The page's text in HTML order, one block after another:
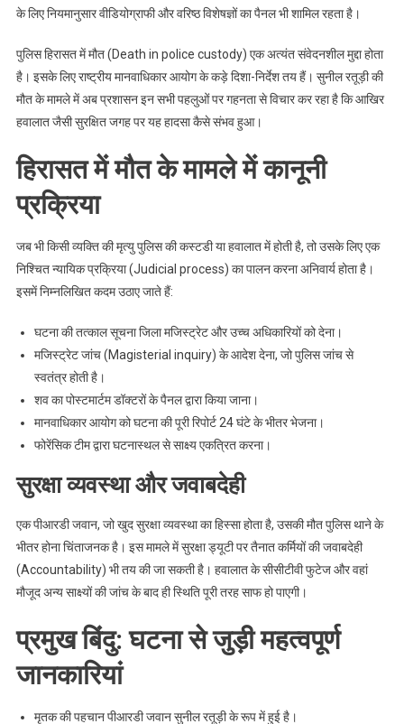
के लिए नियमानुसार वीडियोग्राफी और वरिष्ठ विशेषज्ञों का पैनल भी शामिल रहता है।
पुलिस हिरासत में मौत (Death in police custody) एक अत्यंत संवेदनशील मुद्दा होता
है। इसके लिए राष्ट्रीय मानवाधिकार आयोग के कड़े दिशा-निर्देश तय हैं। सुनील रतूड़ी की
मौत के मामले में अब प्रशासन इन सभी पहलुओं पर गहनता से विचार कर रहा है कि आखिर
हवालात जैसी सुरक्षित जगह पर यह हादसा कैसे संभव हुआ।
हिरासत में मौत के मामले में कानूनी
प्रक्रिया
जब भी किसी व्यक्ति की मृत्यु पुलिस की कस्टडी या हवालात में होती है, तो उसके लिए एक
निश्चित न्यायिक प्रक्रिया (Judicial process) का पालन करना अनिवार्य होता है।
इसमें निम्नलिखित कदम उठाए जाते हैं:
घटना की तत्काल सूचना जिला मजिस्ट्रेट और उच्च अधिकारियों को देना।
मजिस्ट्रेट जांच (Magisterial inquiry) के आदेश देना, जो पुलिस जांच से
स्वतंत्र होती है।
शव का पोस्टमार्टम डॉक्टरों के पैनल द्वारा किया जाना।
मानवाधिकार आयोग को घटना की पूरी रिपोर्ट 24 घंटे के भीतर भेजना।
फोरेंसिक टीम द्वारा घटनास्थल से साक्ष्य एकत्रित करना।
सुरक्षा व्यवस्था और जवाबदेही
एक पीआरडी जवान, जो खुद सुरक्षा व्यवस्था का हिस्सा होता है, उसकी मौत पुलिस थाने के
भीतर होना चिंताजनक है। इस मामले में सुरक्षा ड्यूटी पर तैनात कर्मियों की जवाबदेही
(Accountability) भी तय की जा सकती है। हवालात के सीसीटीवी फुटेज और वहां
मौजूद अन्य साक्ष्यों की जांच के बाद ही स्थिति पूरी तरह साफ हो पाएगी।
प्रमुख बिंदु: घटना से जुड़ी महत्वपूर्ण
जानकारियां
मृतक की पहचान पीआरडी जवान सुनील रतूड़ी के रूप में हुई है।